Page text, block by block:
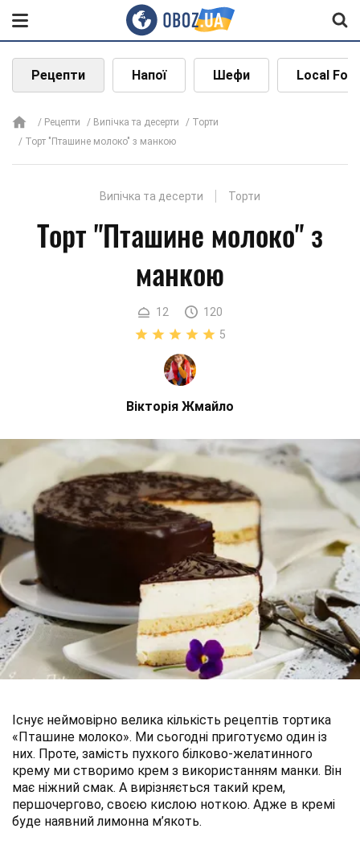
Рецепти Напої Шефи Local
Рецепти Випічка та десерти
Торти
Торт "Пташине молоко" з манкою
Випічка та десерти Торти
Торт "Пташине молоко" з
манкою
12
120
5
Вікторія Жмайло
Існує неймовірно велика кількість рецептів тортика
«Пташине молоко». Ми сьогодні приготуємо один із
них. Проте, замість пухкого білково-желатинного
крему ми створимо крем з використанням манки. Він
має ніжний смак. А вирізняється такий крем,
першочергово, своєю кислою ноткою. Адже в кремі
буде наявний лимонна м’якоть.